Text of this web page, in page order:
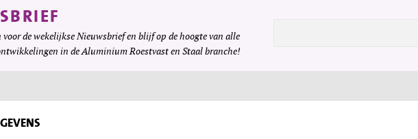
de wekelijkse Nieuwsbrief en blijf op de hoogte van alle
in de Aluminium Roestvast en Staal branche!